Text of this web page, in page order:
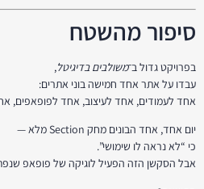
סיפור מהשטח
בפרויקט גדול ב־משולבים בדיגיטל,
עבדו על אתר אחד חמישה בוני אתרים:
אחד לעמודים, אחד לעיצוב, אחד לפופאפים,
יום אחד, אחד הבונים מחק Section מלא —
כי “לא נראה לו שימושי”.
אבל הסקשן הזה הפעיל לוגיקה של פופאפ